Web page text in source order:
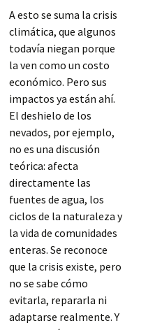
A esto se suma la crisis
climática, que algunos
todavía niegan porque
la ven como un costo
económico. Pero sus
impactos ya están ahí.
El deshielo de los
nevados, por ejemplo,
no es una discusión
teórica: afecta
directamente las
fuentes de agua, los
ciclos de la naturaleza y
la vida de comunidades
enteras. Se reconoce
que la crisis existe, pero
no se sabe cómo
evitarla, repararla ni
adaptarse realmente. Y